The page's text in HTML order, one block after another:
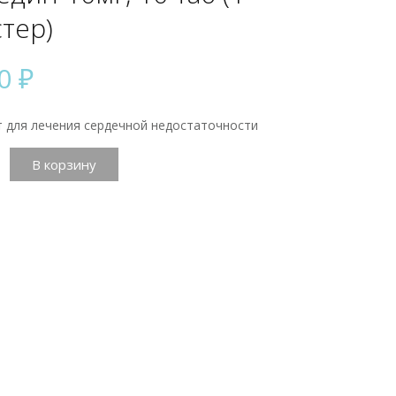
₽
для лечения сердечной недостаточности
В корзину